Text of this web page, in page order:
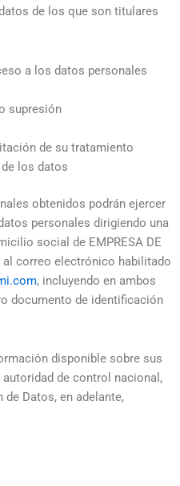
de los que son titulares
a los datos personales
supresión
de su tratamiento
los datos
obtenidos podrán ejercer
personales dirigiendo una
social de EMPRESA DE
al correo electrónico habilitado
, incluyendo en ambos
documento de identificación
disponible sobre sus
de control nacional,
Datos, en adelante,